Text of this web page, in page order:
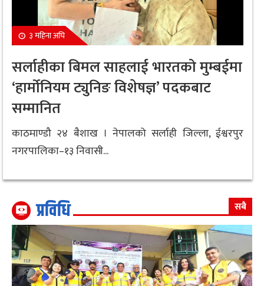
३ महिना अघि
सर्लाहीका बिमल साहलाई भारतको मुम्बईमा
‘हार्मोनियम ट्युनिङ विशेषज्ञ’ पदकबाट
सम्मानित
काठमाण्डौ २४ बैशाख । नेपालको सर्लाही जिल्ला, ईश्वरपुर
नगरपालिका–१३ निवासी...
प्रविधि सबै